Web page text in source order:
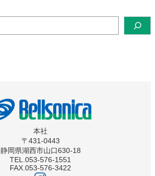
本社
〒431-0443
静岡県湖西市山口630-18
TEL.053-576-1551
FAX.053-576-3422